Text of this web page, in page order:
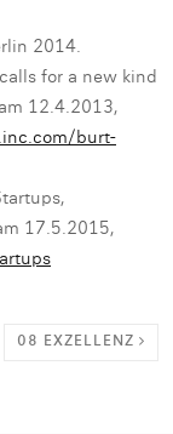
2014.
for a new kind
12.4.2013,
burt-
17.5.2015,
08 EXZELLENZ